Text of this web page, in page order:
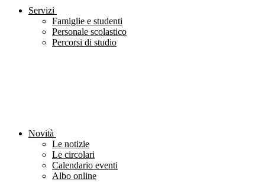
Servizi
Famiglie e studenti
Personale scolastico
Percorsi di studio
Novità
Le notizie
Le circolari
Calendario eventi
Albo online